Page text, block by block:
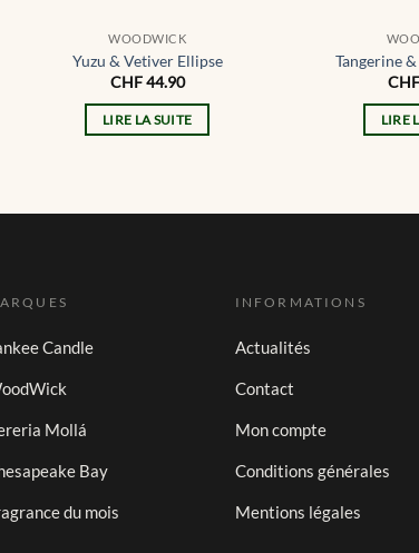
WOODWICK
Yuzu & Vetiver Ellipse
CHF44.90
LIRE LA SUITE
Tangerine
CHF
LIRE
Candle
Mollá
Bay
du mois
INFORMATIONS
Actualités
Contact
Mon compte
Conditions générales
Mentions légales